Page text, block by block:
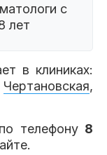
с
лет
в клиниках:
Чертановская,
телефону 8